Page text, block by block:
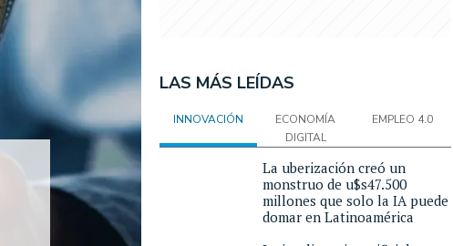
LAS MÁS LEÍDAS
INNOVACIÓN
ECONOMÍA
DIGITAL
EMPLEO 4.0
La uberización creó un
monstruo de u$s47.500
millones que solo la IA puede
domar en Latinoamérica